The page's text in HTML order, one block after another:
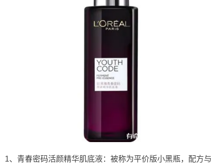
1、青春密码活颜精华肌底液：被称为平价版小黑瓶，配方与